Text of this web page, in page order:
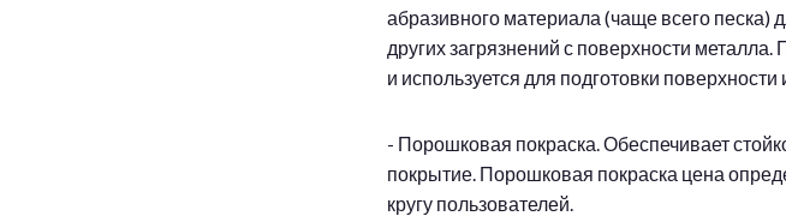
абразивного материала (чаще всего песка)
других загрязнений с поверхности
и используется для подготовки
- Порошковая покраска. Обеспечивает
покрытие. Порошковая покраска цена
кругу пользователей.